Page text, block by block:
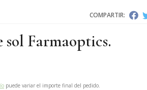
COMPARTIR:
sol Farmaoptics.
puede variar el importe final del pedido.